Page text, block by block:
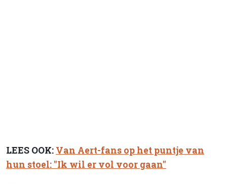
LEES OOK: Van Aert-fans op het puntje van
hun stoel: "Ik wil er vol voor gaan"